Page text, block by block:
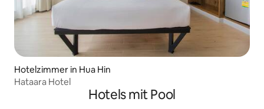
Hotelzimmer in Hua Hin
Hataara Hotel
Hotels mit Pool